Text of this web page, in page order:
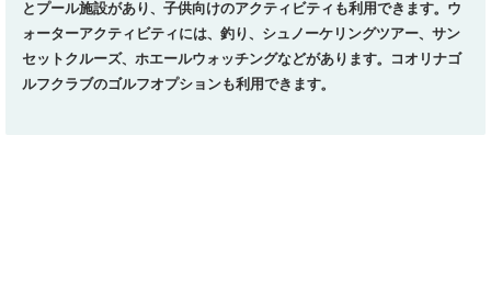
とプール施設があり、子供向けのアクティビティも利用できます。 ウ
ォーターアクティビティには、釣り、シュノーケリングツアー、サン
セットクルーズ、ホエールウォッチングなどがあります。
コオリナゴ
ルフクラブのゴルフオプションも利用できます。